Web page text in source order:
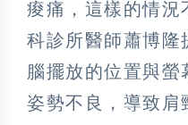
痠痛，這樣的情況
科診所醫師蕭博隆
腦擺放的位置與螢
姿勢不良，導致肩